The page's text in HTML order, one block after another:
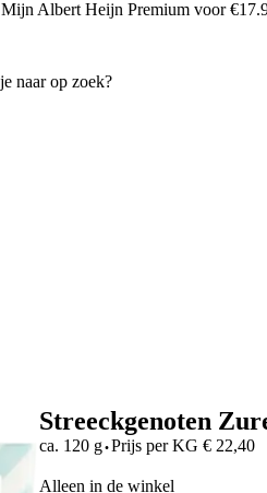
Mijn Albert Heijn Premium voor
Streeckgenoten
ca. 120 g·Prijs per KG € 22,40
Alleen in de winkel